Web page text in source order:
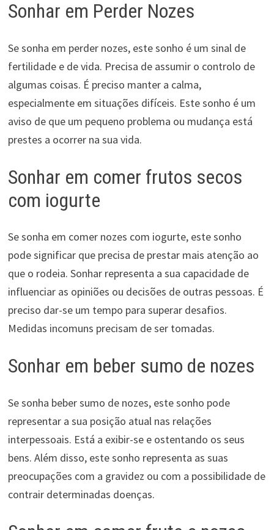
Sonhar em Perder Nozes
Se sonha em perder nozes, este sonho é um sinal de
fertilidade e de vida. Precisa de assumir o controlo de
algumas coisas. É preciso manter a calma,
especialmente em situações difíceis. Este sonho é um
aviso de que um pequeno problema ou mudança está
prestes a ocorrer na sua vida.
Sonhar em comer frutos secos
com iogurte
Se sonha em comer nozes com iogurte, este sonho
pode significar que precisa de prestar mais atenção ao
que o rodeia. Sonhar representa a sua capacidade de
influenciar as opiniões ou decisões de outras pessoas. É
preciso dar-se um tempo para superar desafios.
Medidas incomuns precisam de ser tomadas.
Sonhar em beber sumo de nozes
Se sonha beber sumo de nozes, este sonho pode
representar a sua posição atual nas relações
interpessoais. Está a exibir-se e ostentando os seus
bens. Além disso, este sonho representa as suas
preocupações com a gravidez ou com a possibilidade de
contrair determinadas doenças.